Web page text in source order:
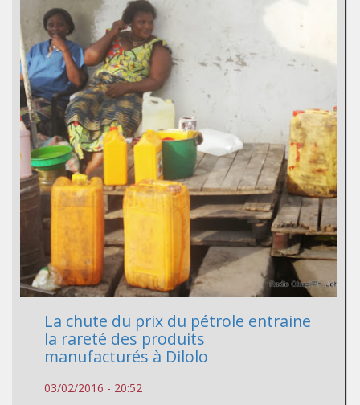
La chute du prix du pétrole entraine
la rareté des produits
manufacturés à Dilolo
03/02/2016 - 20:52